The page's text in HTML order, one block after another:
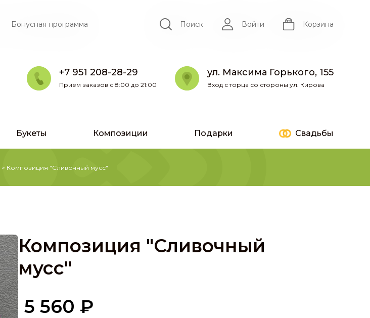
Бонусная программа Поиск Войти Корзина
+7 951 208-28-29
Прием заказов с 8:00 до 21:00
ул. Максима Горького, 155
Вход с торца со стороны ул. Кирова
Букеты Композиции Подарки Свадьбы
> Композиция "Сливочный мусс"
Композиция "Сливочный
мусс"
5 560 ₽